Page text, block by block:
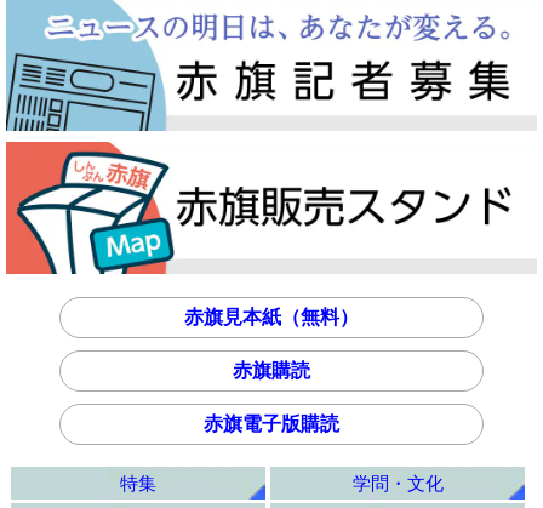
赤旗見本紙（無料）
赤旗購読
赤旗電子版購読
特集
学問・文化